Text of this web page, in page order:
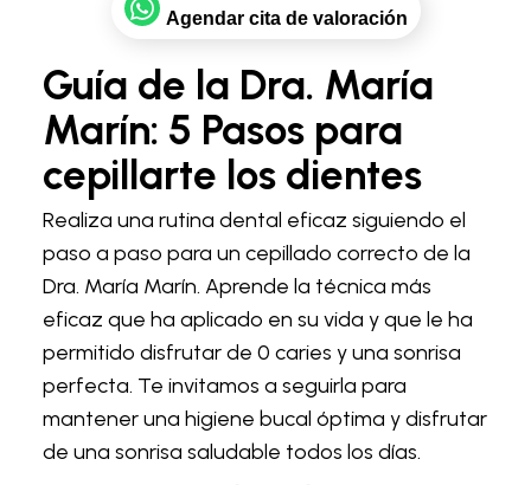
Agendar cita de valoración
Guía de la Dra. María
Marín: 5 Pasos para
cepillarte los dientes
Realiza una rutina dental eficaz siguiendo el
paso a paso para un cepillado correcto de la
Dra. María Marín. Aprende la técnica más
eficaz que ha aplicado en su vida y que le ha
permitido disfrutar de 0 caries y una sonrisa
perfecta. Te invitamos a seguirla para
mantener una higiene bucal óptima y disfrutar
de una sonrisa saludable todos los días.